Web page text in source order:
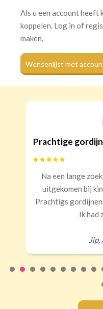
Als u een account heeft
koppelen. Log in of
maken.
Wensenlijst met
Prachtige
Na een lange
uitgekomen bij
Prachtigs
Ik had
Jip,